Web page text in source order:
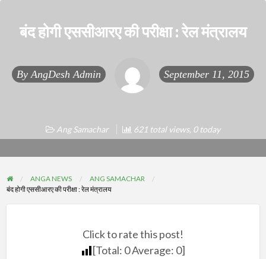
बंद होगी एससीआरए की परीक्षा : रेल मंत्रालय
By AngDesh Admin September 11, 2015
Ang Samachar 621 total views, 0 today
ANGA NEWS
ANG SAMACHAR
बंद होगी एससीआरए की परीक्षा : रेल मंत्रालय
Click to rate this post!
[Total: 0Average: 0]